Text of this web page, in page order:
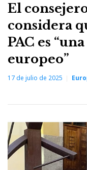
El
considera
PAC es
europeo”
17 de julio de 2025